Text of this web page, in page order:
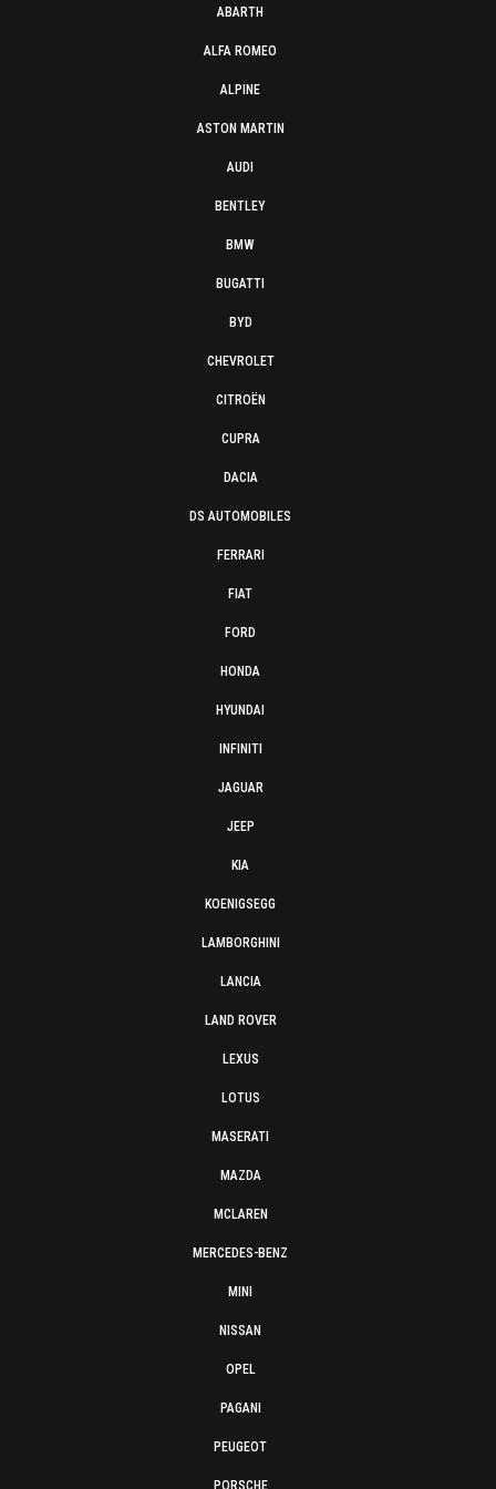
ABARTH
ALFA ROMEO
ALPINE
ASTON MARTIN
AUDI
BENTLEY
BMW
BUGATTI
BYD
CHEVROLET
CITROËN
CUPRA
DACIA
DS AUTOMOBILES
FERRARI
FIAT
FORD
HONDA
HYUNDAI
INFINITI
JAGUAR
JEEP
KIA
KOENIGSEGG
LAMBORGHINI
LANCIA
LAND ROVER
LEXUS
LOTUS
MASERATI
MAZDA
MCLAREN
MERCEDES-BENZ
MINI
NISSAN
OPEL
PAGANI
PEUGEOT
PORSCHE